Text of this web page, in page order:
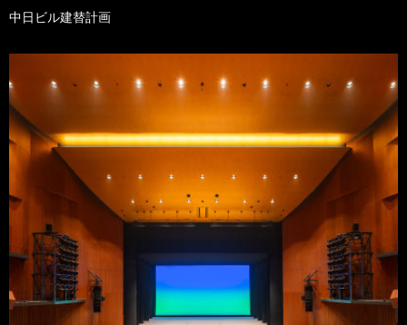
中日ビル建替計画